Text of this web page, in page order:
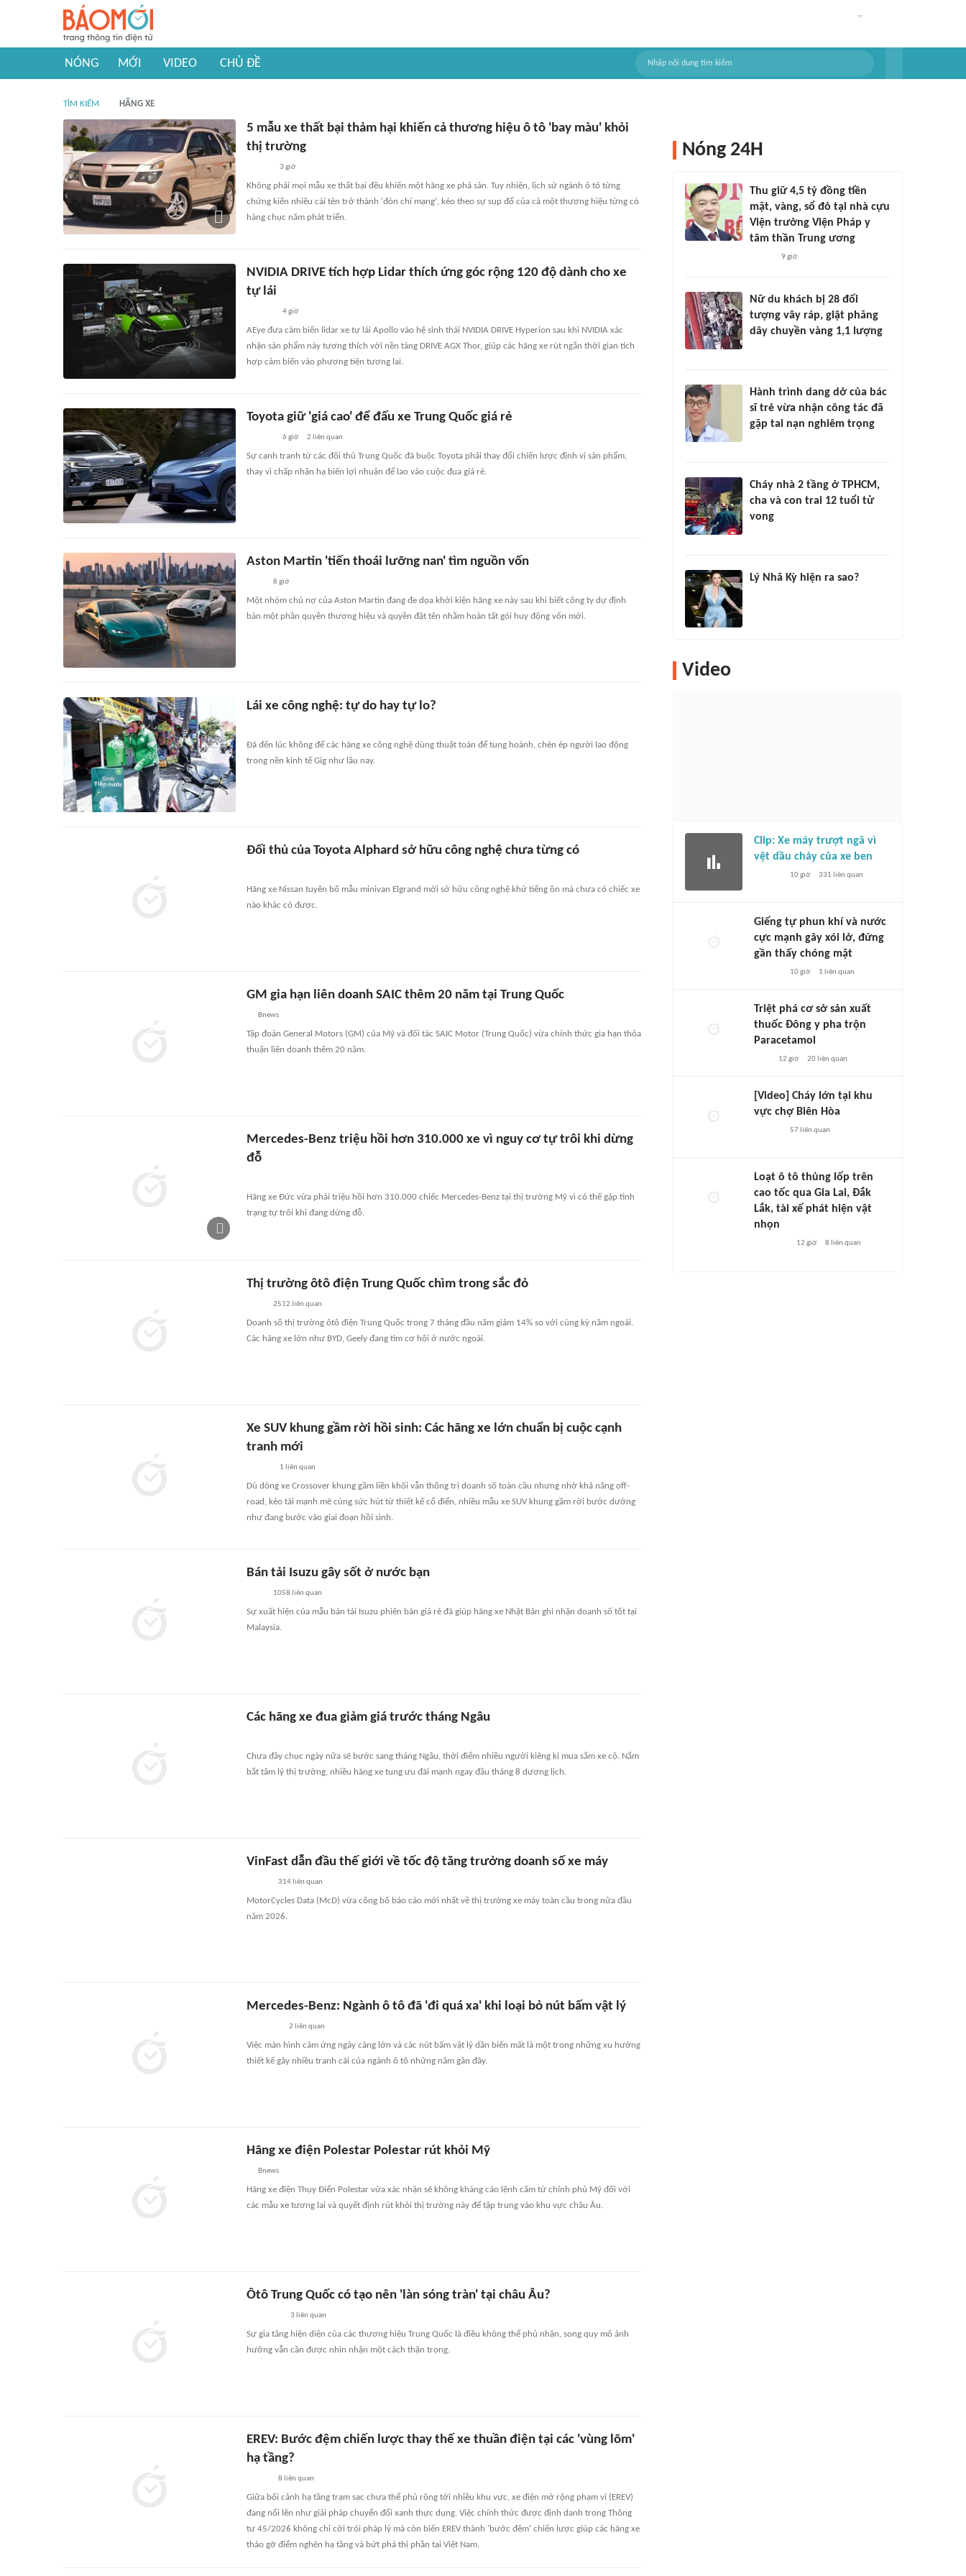
NÓNG MỚI VIDEO CHỦ ĐỀ
TÌM KIẾM HÃNG XE
5 mẫu xe thất bại thảm hại khiến cả thương hiệu ô tô 'bay màu' khỏi
thị trường
3 giờ
Không phải mọi mẫu xe thất bại đều khiến một hãng xe phá sản. Tuy nhiên, lịch sử ngành ô tô từng
chứng kiến nhiều cái tên trở thành 'đòn chí mạng', kéo theo sự sụp đổ của cả một thương hiệu từng có
hàng chục năm phát triển.
NVIDIA DRIVE tích hợp Lidar thích ứng góc rộng 120 độ dành cho xe
tự lái
4 giờ
AEye đưa cảm biến lidar xe tự lái Apollo vào hệ sinh thái NVIDIA DRIVE Hyperion sau khi NVIDIA xác
nhận sản phẩm này tương thích với nền tảng DRIVE AGX Thor, giúp các hãng xe rút ngắn thời gian tích
hợp cảm biến vào phương tiện tương lai.
Toyota giữ 'giá cao' để đấu xe Trung Quốc giá rẻ
6 giờ 2 liên quan
Sự cạnh tranh từ các đối thủ Trung Quốc đã buộc Toyota phải thay đổi chiến lược định vị sản phẩm,
thay vì chấp nhận hạ biên lợi nhuận để lao vào cuộc đua giá rẻ.
Aston Martin 'tiến thoái lưỡng nan' tìm nguồn vốn
8 giờ
Một nhóm chủ nợ của Aston Martin đang đe dọa khởi kiện hãng xe này sau khi biết công ty dự định
bán một phần quyền thương hiệu và quyền đặt tên nhằm hoàn tất gói huy động vốn mới.
Lái xe công nghệ: tự do hay tự lo?
Đã đến lúc không để các hãng xe công nghệ dùng thuật toán để tung hoành, chèn ép người lao động
trong nền kinh tế Gig như lâu nay.
Đối thủ của Toyota Alphard sở hữu công nghệ chưa từng có
Hãng xe Nissan tuyên bố mẫu minivan Elgrand mới sở hữu công nghệ khử tiếng ồn mà chưa có chiếc xe
nào khác có được.
GM gia hạn liên doanh SAIC thêm 20 năm tại Trung Quốc
Bnews
Tập đoàn General Motors (GM) của Mỹ và đối tác SAIC Motor (Trung Quốc) vừa chính thức gia hạn thỏa
thuận liên doanh thêm 20 năm.
Mercedes-Benz triệu hồi hơn 310.000 xe vì nguy cơ tự trôi khi dừng
đỗ
Hãng xe Đức vừa phải triệu hồi hơn 310.000 chiếc Mercedes-Benz tại thị trường Mỹ vì có thế gặp tình
trạng tự trôi khi đang dừng đỗ.
Thị trường ôtô điện Trung Quốc chìm trong sắc đỏ
2512 liên quan
Doanh số thị trường ôtô điện Trung Quốc trong 7 tháng đầu năm giảm 14% so với cùng kỳ năm ngoái.
Các hãng xe lớn như BYD, Geely đang tìm cơ hội ở nước ngoài.
Xe SUV khung gầm rời hồi sinh: Các hãng xe lớn chuẩn bị cuộc cạnh
tranh mới
1 liên quan
Dù dòng xe Crossover khung gầm liền khối vẫn thống trị doanh số toàn cầu nhưng nhờ khả năng off-
road, kéo tải mạnh mẽ cùng sức hút từ thiết kế cổ điển, nhiều mẫu xe SUV khung gầm rời bước dường
như đang bước vào giai đoạn hồi sinh.
Bán tải Isuzu gây sốt ở nước bạn
1058 liên quan
Sự xuất hiện của mẫu bán tải Isuzu phiên bản giá rẻ đã giúp hãng xe Nhật Bản ghi nhận doanh số tốt tại
Malaysia.
Các hãng xe đua giảm giá trước tháng Ngâu
Chưa đầy chục ngày nữa sẽ bước sang tháng Ngâu, thời điểm nhiều người kiêng kị mua sắm xe cộ. Nắm
bắt tâm lý thị trường, nhiều hãng xe tung ưu đãi mạnh ngay đầu tháng 8 dương lịch.
VinFast dẫn đầu thế giới về tốc độ tăng trưởng doanh số xe máy
314 liên quan
MotorCycles Data (McD) vừa công bố báo cáo mới nhất về thị trường xe máy toàn cầu trong nửa đầu
năm 2026.
Mercedes-Benz: Ngành ô tô đã 'đi quá xa' khi loại bỏ nút bấm vật lý
2 liên quan
Việc màn hình cảm ứng ngày càng lớn và các nút bấm vật lý dần biến mất là một trong những xu hướng
thiết kế gây nhiều tranh cãi của ngành ô tô những năm gần đây.
Hãng xe điện Polestar Polestar rút khỏi Mỹ
Bnews
Hãng xe điện Thụy Điển Polestar vừa xác nhận sẽ không kháng cáo lệnh cấm từ chính phủ Mỹ đối với
các mẫu xe tương lai và quyết định rút khỏi thị trường này để tập trung vào khu vực châu Âu.
Ôtô Trung Quốc có tạo nên 'làn sóng tràn' tại châu Âu?
3 liên quan
Sự gia tăng hiện diện của các thương hiệu Trung Quốc là điều không thể phủ nhận, song quy mô ảnh
hưởng vẫn cần được nhìn nhận một cách thận trọng.
EREV: Bước đệm chiến lược thay thế xe thuần điện tại các 'vùng lõm'
hạ tầng?
8 liên quan
Giữa bối cảnh hạ tầng trạm sạc chưa thể phủ rộng tới nhiều khu vực, xe điện mở rộng phạm vi (EREV)
đang nổi lên như giải pháp chuyển đổi xanh thực dụng. Việc chính thức được định danh trong Thông
tư 45/2026 không chỉ cởi trói pháp lý mà còn biến EREV thành 'bước đệm' chiến lược giúp các hãng xe
tháo gỡ điểm nghẽn hạ tầng và bứt phá thị phần tại Việt Nam.
Nóng 24H
Thu giữ 4,5 tỷ đồng tiền
mặt, vàng, sổ đỏ tại nhà cựu
Viện trưởng Viện Pháp y
tâm thần Trung ương
9 giờ
Nữ du khách bị 28 đối
tượng vây ráp, giật phăng
dây chuyền vàng 1,1 lượng
Hành trình dang dở của bác
sĩ trẻ vừa nhận công tác đã
gặp tai nạn nghiêm trọng
Cháy nhà 2 tầng ở TPHCM,
cha và con trai 12 tuổi tử
vong
Lý Nhã Kỳ hiện ra sao?
Video
Clip: Xe máy trượt ngã vì
vệt dầu chảy của xe ben
10 giờ 331 liên quan
Giếng tự phun khí và nước
cực mạnh gây xói lở, đứng
gần thấy chóng mặt
10 giờ 1 liên quan
Triệt phá cơ sở sản xuất
thuốc Đông y pha trộn
Paracetamol
12 giờ 20liên quan
[Video] Cháy lớn tại khu
vực chợ Biên Hòa
57liên quan
Loạt ô tô thủng lốp trên
cao tốc qua Gia Lai, Đắk
Lắk, tài xế phát hiện vật
nhọn
12 giờ 8 liên quan